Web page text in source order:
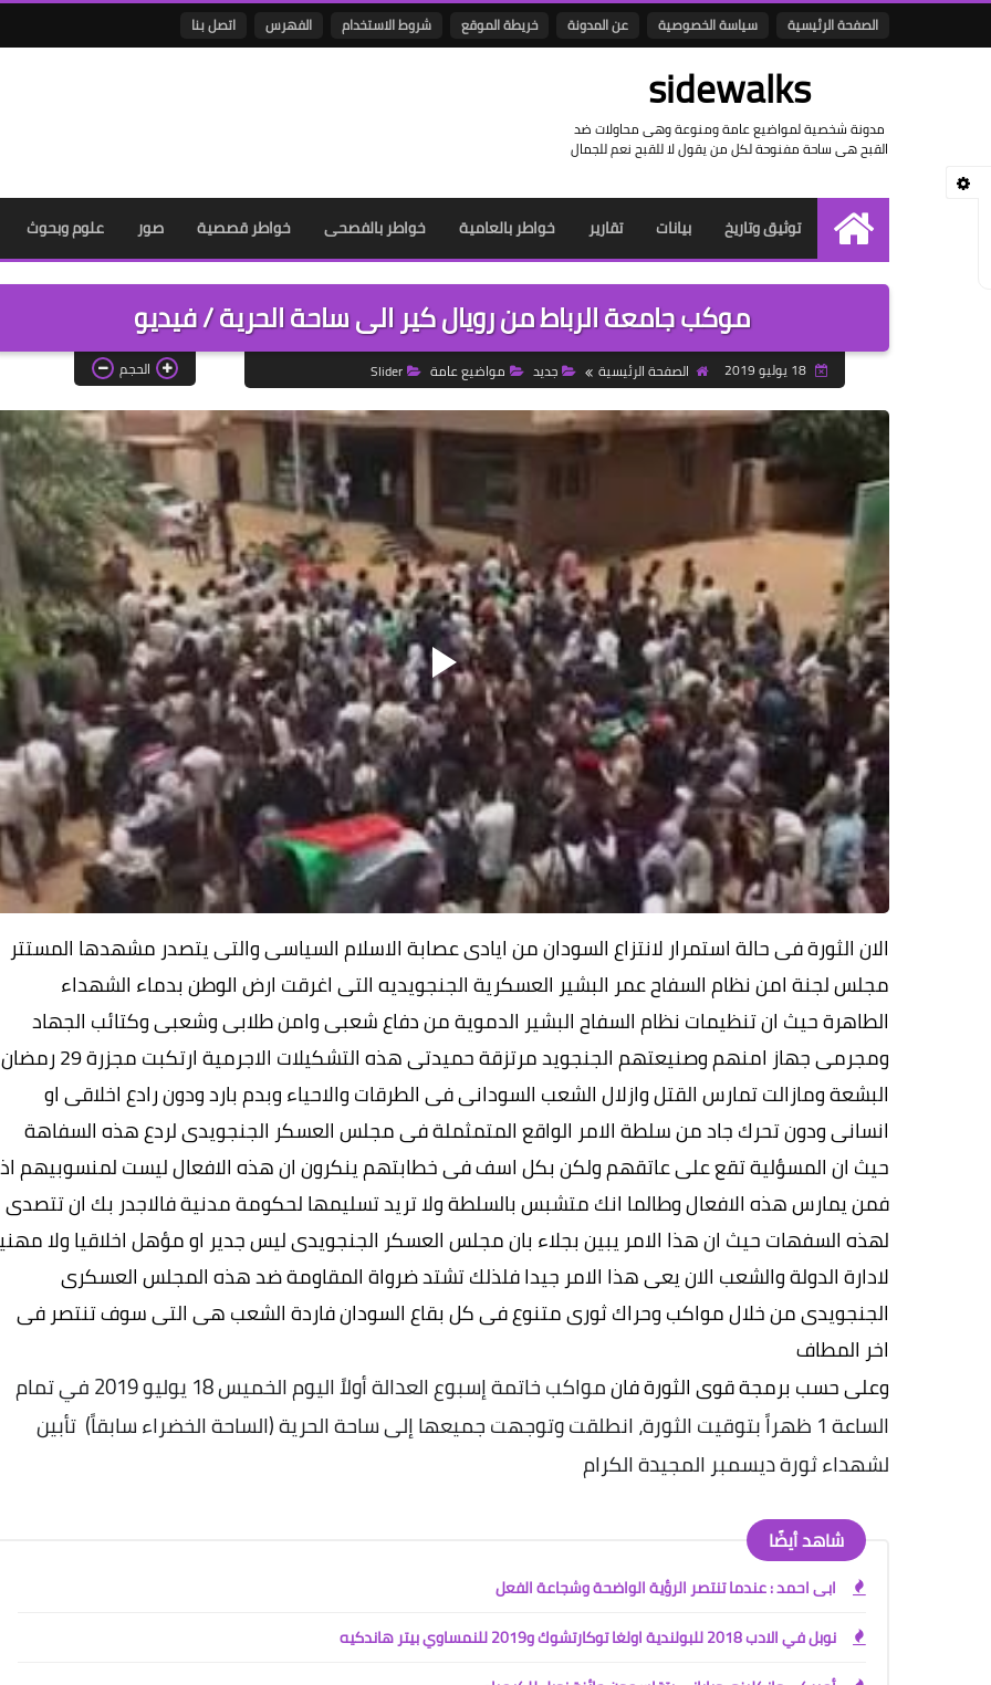
الصفحة الرئيسية سياسة الخصوصية عن المدونة خريطة الموقع شروط الاستخدام الفهرس اتصل بنا
sidewalks
مدونة شخصية لمواضيع عامة ومنوعة وهى محاولات ضد
القبح هى ساحة مفنوحة لكل من يقول لا للقبح نعم للجمال
الرئيسية
توثيق وتاريخ بيانات تقارير خواطر بالعامية خواطر بالفصحى خواطر قصصية صور علوم وبحوث
موكب جامعة الرباط من رويال كير الى ساحة الحرية / فيديو
18 يوليو 2019 الصفحة الرئيسية جديد مواضيع عامة Slider الحجم
الان الثورة فى حالة استمرار لانتزاع السودان من ايادى عصابة الاسلام السياسى والتى يتصدر مشهدها المستتر
مجلس لجنة امن نظام السفاح عمر البشير العسكرية الجنجويديه التى اغرقت ارض الوطن بدماء الشهداء
الطاهرة حيث ان تنظيمات نظام السفاح البشير الدموية من دفاع شعبى وامن طلابى وشعبى وكتائب الجهاد
ومجرمى جهاز امنهم وصنيعتهم الجنجويد مرتزقة حميدتى هذه التشكيلات الاجرمية ارتكبت مجزرة 29 رمضان
البشعة ومازالت تمارس القتل وازلال الشعب السودانى فى الطرقات والاحياء وبدم بارد ودون رادع اخلاقى او
انسانى ودون تحرك جاد من سلطة الامر الواقع المتمثملة فى مجلس العسكر الجنجويدى لردع هذه السفاهة
حيث ان المسؤلية تقع على عاتقهم ولكن بكل اسف فى خطابتهم ينكرون ان هذه الافعال ليست لمنسوبيهم
فمن يمارس هذه الافعال وطالما انك متشبس بالسلطة ولا تريد تسليمها لحكومة مدنية فالاجدر بك ان تتصدى
لهذه السفهات حيث ان هذا الامر يبين بجلاء بان مجلس العسكر الجنجويدى ليس جدير او مؤهل اخلاقيا ولا
لادارة الدولة والشعب الان يعى هذا الامر جيدا فلذلك تشتد ضرواة المقاومة ضد هذه المجلس العسكرى
الجنجويدى من خلال مواكب وحراك ثورى متنوع فى كل بقاع السودان فاردة الشعب هى التى سوف تنتصر فى
اخر المطاف
وعلى حسب برمجة قوى الثورة فان
مواكب خاتمة إسبوع العدالة أولاً اليوم الخميس 18 يوليو 2019 في تمام
الساعة 1 ظهراً بتوقيت الثورة، انطلقت وتوجهت جميعها إلى ساحة الحرية (الساحة الخضراء سابقاً) تأبين
لشهداء ثورة ديسمبر المجيدة الكرام
شاهد أيضًا
ابى احمد : عندما تنتصر الرؤية الواضحة وشجاعة الفعل
نوبل في الادب 2018 للبولندية اولغا توكارتشوك و2019 للنمساوي بيتر هاندكيه